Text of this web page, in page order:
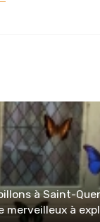
à Saint-
merveilleux à